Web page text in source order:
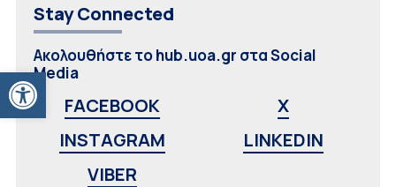
Ανοίξτε τη γραμμή εργαλείων
Stay Connected
Ακολουθήστε το hub.uoa.gr στα Social
Media
FACEBOOK
X
INSTAGRAM
LINKEDIN
VIBER